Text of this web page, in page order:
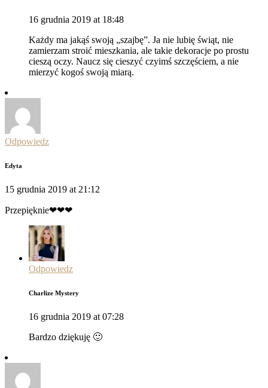
16 grudnia 2019 at 18:48
Każdy ma jakąś swoją „szajbę”. Ja nie lubię świąt, nie
zamierzam stroić mieszkania, ale takie dekoracje po prostu
cieszą oczy. Naucz się cieszyć czyimś szczęściem, a nie
mierzyć kogoś swoją miarą.
Odpowiedz
Edyta
15 grudnia 2019 at 21:12
Przepięknie❤❤❤
Odpowiedz
Charlize Mystery
16 grudnia 2019 at 07:28
Bardzo dziękuję 🙂